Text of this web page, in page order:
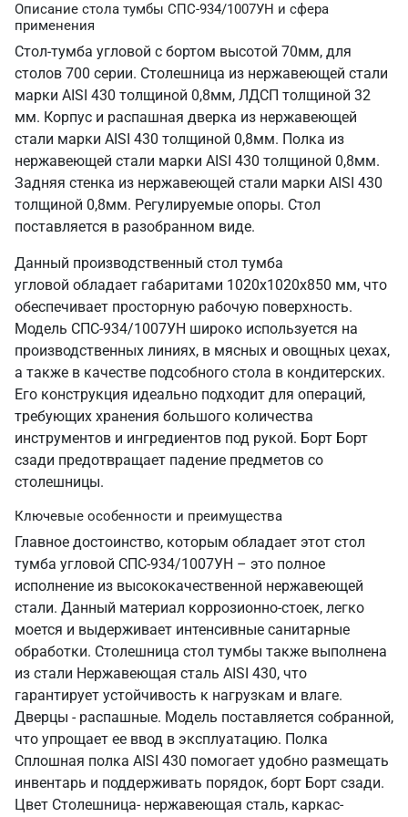
Описание стола тумбы СПС-934/1007УН и сфера
применения
Стол-тумба угловой с бортом высотой 70мм, для
столов 700 серии. Столешница из нержавеющей стали
марки AISI 430 толщиной 0,8мм, ЛДСП толщиной 32
мм. Корпус и распашная дверка из нержавеющей
стали марки AISI 430 толщиной 0,8мм. Полка из
нержавеющей стали марки AISI 430 толщиной 0,8мм.
Задняя стенка из нержавеющей стали марки AISI 430
толщиной 0,8мм. Регулируемые опоры. Стол
поставляется в разобранном виде.
Данный производственный стол тумба
угловой обладает габаритами 1020х1020х850 мм, что
обеспечивает просторную рабочую поверхность.
Модель СПС-934/1007УН широко используется на
производственных линиях, в мясных и овощных цехах,
а также в качестве подсобного стола в кондитерских.
Его конструкция идеально подходит для операций,
требующих хранения большого количества
инструментов и ингредиентов под рукой. Борт Борт
сзади предотвращает падение предметов со
столешницы.
Ключевые особенности и преимущества
Главное достоинство, которым обладает этот стол
тумба угловой СПС-934/1007УН – это полное
исполнение из высококачественной нержавеющей
стали. Данный материал коррозионно-стоек, легко
моется и выдерживает интенсивные санитарные
обработки. Столешница стол тумбы также выполнена
из стали Нержавеющая сталь AISI 430, что
гарантирует устойчивость к нагрузкам и влаге.
Дверцы - распашные. Модель поставляется собранной,
что упрощает ее ввод в эксплуатацию. Полка
Сплошная полка AISI 430 помогает удобно размещать
инвентарь и поддерживать порядок, борт Борт сзади.
Цвет Столешница- нержавеющая сталь, каркас-